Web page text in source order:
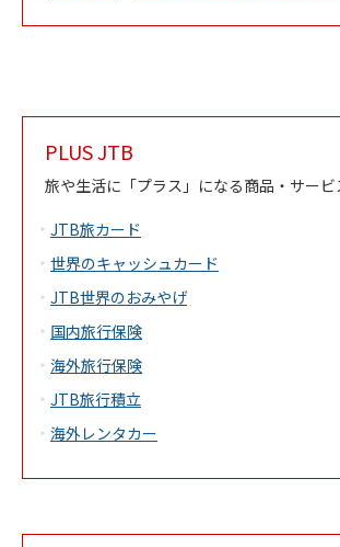
PLUS JTB
旅や生活に「プラス」になる商品・サービ
JTB旅カード
世界のキャッシュカード
JTB世界のおみやげ
国内旅行保険
海外旅行保険
JTB旅行積立
海外レンタカー